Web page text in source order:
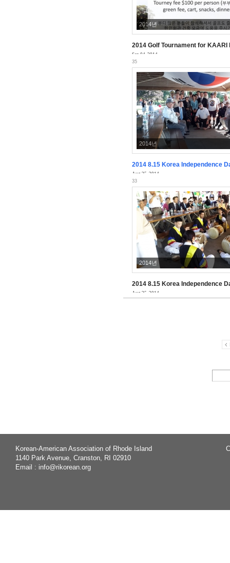
2014년
2014 Golf Tournament for KAARI
Sep 04, 2014
35
2014년
2014 8.15 Korea Independence
Aug 25, 2014
33
2014년
2014 8.15 Korea Independence
Aug 25, 2014
Korean-American Association of Rhode Island
1140 Park Avenue, Cranston, RI 02910
Email : info@rikorean.org